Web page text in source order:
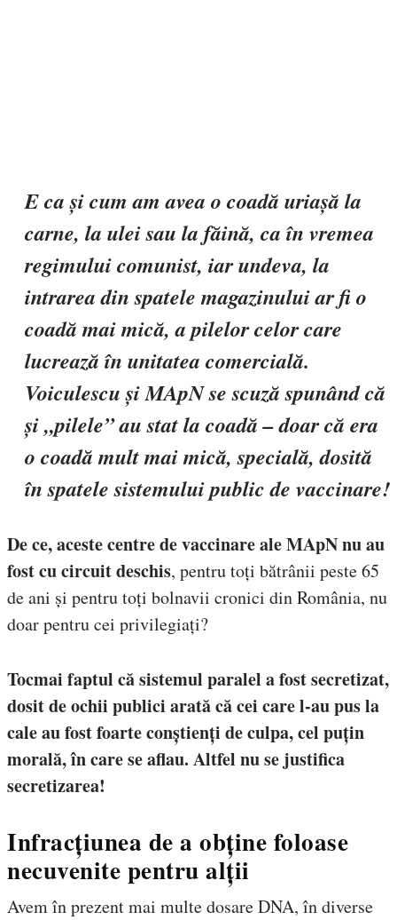
E ca și cum am avea o coadă uriașă la
carne, la ulei sau la făină, ca în vremea
regimului comunist, iar undeva, la
intrarea din spatele magazinului ar fi o
coadă mai mică, a pilelor celor care
lucrează în unitatea comercială.
Voiculescu și MApN se scuză spunând că
și „pilele” au stat la coadă – doar că era
o coadă mult mai mică, specială, dosită
în spatele sistemului public de vaccinare!
De ce, aceste centre de vaccinare ale MApN nu au
fost cu circuit deschis, pentru toți bătrânii peste 65
de ani și pentru toți bolnavii cronici din România, nu
doar pentru cei privilegiați?
Tocmai faptul că sistemul paralel a fost secretizat,
dosit de ochii publici arată că cei care l-au pus la
cale au fost foarte conștienți de culpa, cel puțin
morală, în care se aflau. Altfel nu se justifica
secretizarea!
Infracțiunea de a obține foloase
necuvenite pentru alții
Avem în prezent mai multe dosare DNA, în diverse